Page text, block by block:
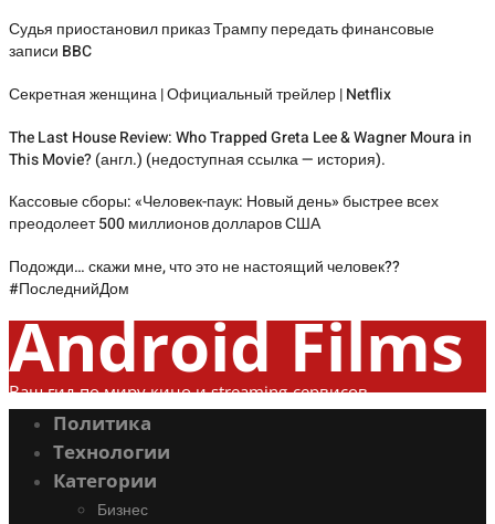
Судья приостановил приказ Трампу передать финансовые
записи BBC
Секретная женщина | Официальный трейлер | Netflix
The Last House Review: Who Trapped Greta Lee & Wagner Moura in
This Movie? (англ.) (недоступная ссылка — история).
Кассовые сборы: «Человек-паук: Новый день» быстрее всех
преодолеет 500 миллионов долларов США
Подожди… скажи мне, что это не настоящий человек??
#ПоследнийДом
Android Films
Ваш гид по миру кино и streaming-сервисов
Политика
Технологии
Категории
Бизнес